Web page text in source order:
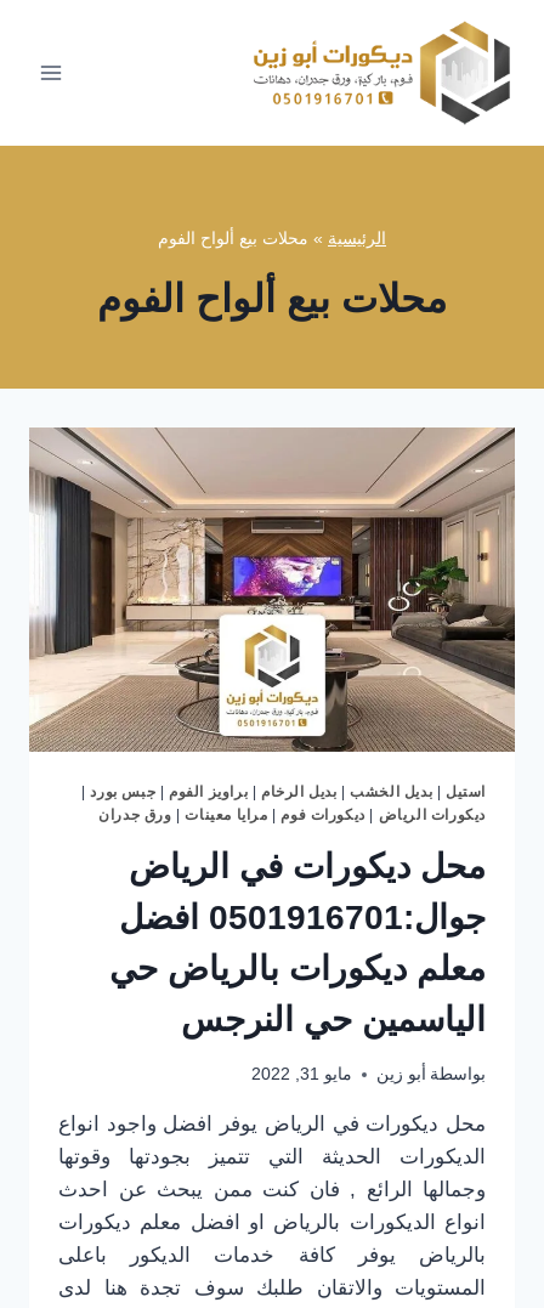
المحتوى
الرئيسية » محلات بيع ألواح الفوم
محلات بيع ألواح الفوم
استيل | بديل الخشب| بديل الرخام | براويز الفوم | جبس بورد|
ديكورات الرياض | ديكورات فوم | مرايا معينات| ورق جدران
محل ديكورات في الرياض
جوال:0501916701 افضل
معلم ديكورات بالرياض حي
الياسمين حي النرجس
بواسطة أبو زين مايو 31, 2022
محل ديكورات في الرياض يوفر افضل واجود انواع
الديكورات الحديثة التي تتميز بجودتها وقوتها
وجمالها الرائع , فان كنت ممن يبحث عن احدث
انواع الديكورات بالرياض او افضل معلم ديكورات
بالرياض يوفر كافة خدمات الديكور باعلى
المستويات والاتقان طلبك سوف تجدة هنا لدى